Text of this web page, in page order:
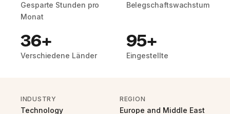
Gesparte Stunden pro
Monat
Belegschaftswachstum
36+
Verschiedene Länder
95+
Eingestellte
INDUSTRY
Technology
REGION
Europe and Middle East